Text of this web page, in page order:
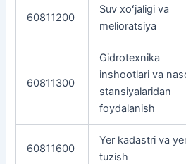
60811200
Suv xoʻjaligi va
melioratsiya
60811300
Gidrotexnika
inshootlari va
stansiyalaridan
foydalanish
60811600
Yer kadastri va
tuzish